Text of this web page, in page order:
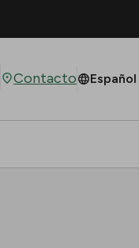
Contacto